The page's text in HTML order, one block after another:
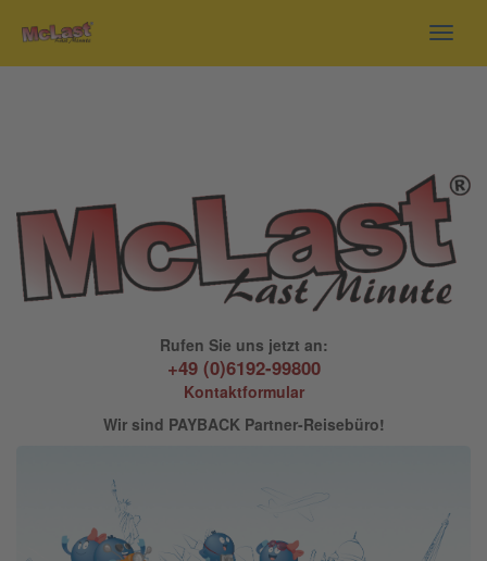
Rufen Sie uns jetzt an:
+49 (0)6192-99800
Kontaktformular
Wir sind PAYBACK Partner-Reisebüro!